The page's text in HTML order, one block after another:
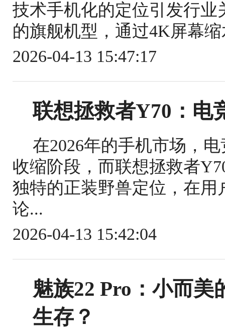
技术手机化的定位引发行业
的旗舰机型，通过4K屏幕
2026-04-13 15:47:17
联想拯救者Y70：电
在2026年的手机市场，
收缩阶段，而联想拯救者
独特的正装野兽定位，在
论...
2026-04-13 15:42:04
魅族22 Pro：小而
生存？